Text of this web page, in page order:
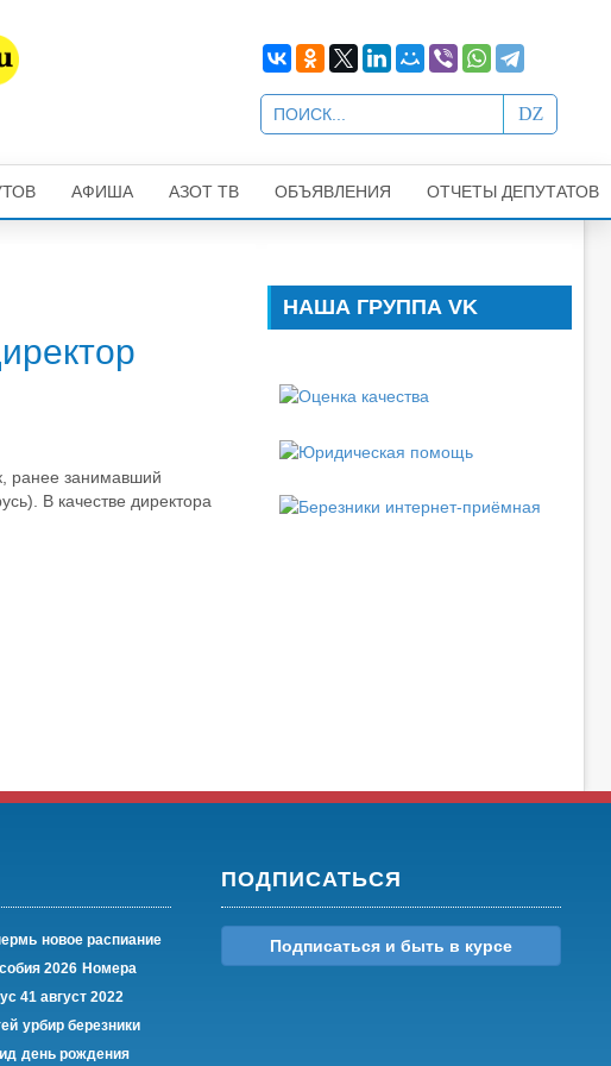
АФИША АЗОТ ТВ ОБЪЯВЛЕНИЯ ОТЧЕТЫ ДЕПУТАТОВ
ранее занимавший
В качестве директора
НАША ГРУППА VK
новое распиание
2026 Номера
41 август 2022
урбир березники
день рождения
ПОДПИСАТЬСЯ
Подписаться и быть в курсе